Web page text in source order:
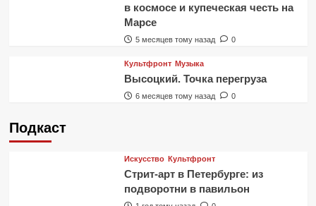
в космосе и купеческая честь на
Марсе
5 месяцев тому назад 0
Культфронт Музыка
Высоцкий. Точка перегруза
6 месяцев тому назад 0
Подкаст
Искусство Культфронт
Стрит-арт в Петербурге: из
подворотни в павильон